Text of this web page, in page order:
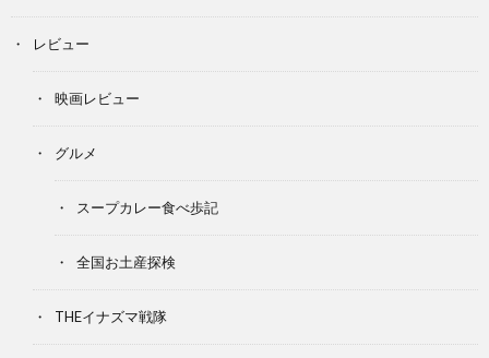
レビュー
映画レビュー
グルメ
スープカレー食べ歩記
全国お土産探検
THEイナズマ戦隊